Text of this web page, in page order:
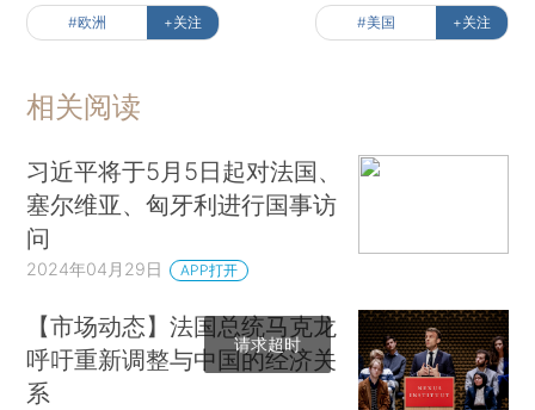
#欧洲 +关注 #美国 +关注
相关阅读
习近平将于5月5日起对法国、
塞尔维亚、匈牙利进行国事访
问
2024年04月29日 APP打开
【市场动态】法国总统马克龙
呼吁重新调整与中国的经济关
系
请求超时